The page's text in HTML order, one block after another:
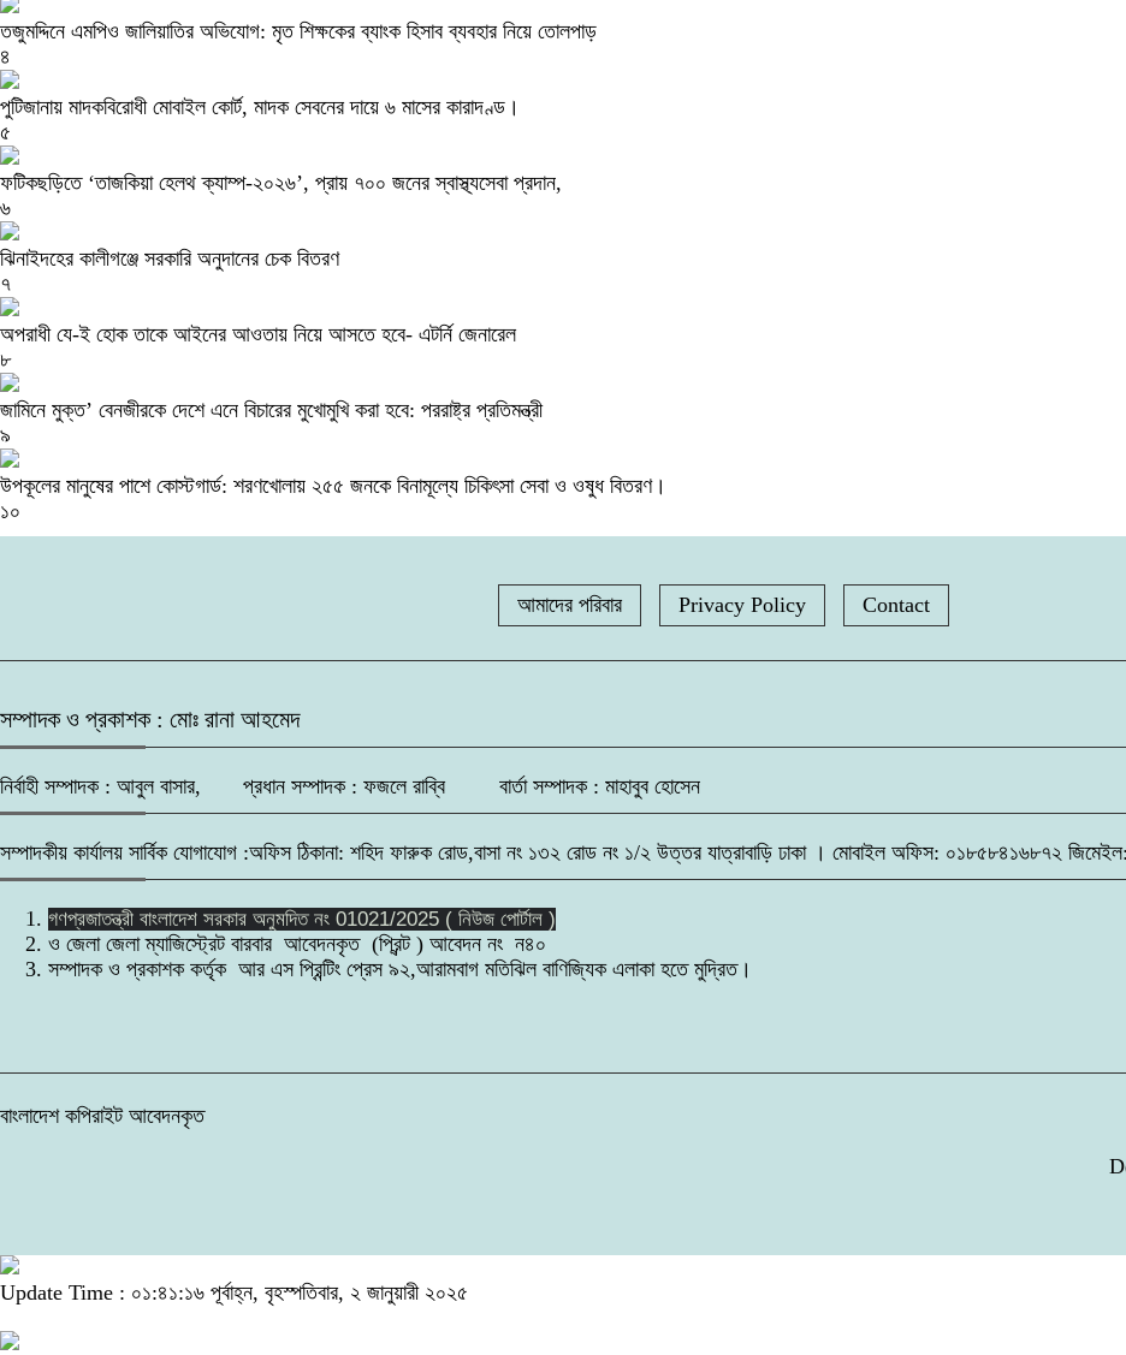
তজুমদ্দিনে এমপিও জালিয়াতির অভিযোগ: মৃত শিক্ষকের ব্যাংক হিসাব ব্যবহার নিয়ে তোলপাড়
৪
পুটিজানায় মাদকবিরোধী মোবাইল কোর্ট, মাদক সেবনের দায়ে ৬ মাসের কারাদণ্ড।
৫
ফটিকছড়িতে ‘তাজকিয়া হেলথ ক্যাম্প-২০২৬’, প্রায় ৭০০ জনের স্বাস্থ্যসেবা প্রদান,
৬
ঝিনাইদহের কালীগঞ্জে সরকারি অনুদানের চেক বিতরণ
৭
অপরাধী যে-ই হোক তাকে আইনের আওতায় নিয়ে আসতে হবে- এটর্নি জেনারেল
৮
জামিনে মুক্ত’ বেনজীরকে দেশে এনে বিচারের মুখোমুখি করা হবে: পররাষ্ট্র প্রতিমন্ত্রী
৯
উপকূলের মানুষের পাশে কোস্টগার্ড: শরণখোলায় ২৫৫ জনকে বিনামূল্যে চিকিৎসা সেবা ও ওষুধ বিতরণ।
১০
আমাদের পরিবার Privacy Policy Contact
সম্পাদক ও প্রকাশক : মোঃ রানা আহমেদ
নির্বাহী সম্পাদক : আবুল বাসার, প্রধান সম্পাদক : ফজলে রাব্বি বার্তা সম্পাদক : মাহাবুব হোসেন
সম্পাদকীয় কার্যালয় সার্বিক যোগাযোগ :অফিস ঠিকানা: শহিদ ফারুক রোড,বাসা নং ১৩২ রোড নং ১/২ উত্তর যাত্রাবাড়ি ঢাকা । মোবাইল অফিস: ০১৮৫৮৪১৬৮৭২
গণপ্রজাতন্ত্রী বাংলাদেশ সরকার অনুমদিত নং 01021/2025 ( নিউজ পোর্টাল )
ও জেলা জেলা ম্যাজিস্ট্রেট বারবার আবেদনকৃত (প্রিন্ট ) আবেদন নং ন৪০
সম্পাদক ও প্রকাশক কর্তৃক আর এস প্রিন্টিং প্রেস ৯২,আরামবাগ মতিঝিল বাণিজ্যিক এলাকা হতে মুদ্রিত।
বাংলাদেশ কপিরাইট আবেদনকৃত
Update Time : ০১:৪১:১৬ পূর্বাহ্ন, বৃহস্পতিবার, ২ জানুয়ারী ২০২৫